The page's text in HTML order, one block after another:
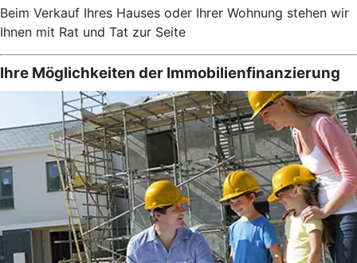
Beim Verkauf Ihres Hauses oder Ihrer Wohnung stehen wir
Ihnen mit Rat und Tat zur Seite
Ihre Möglichkeiten der Immobilienfinanzierung